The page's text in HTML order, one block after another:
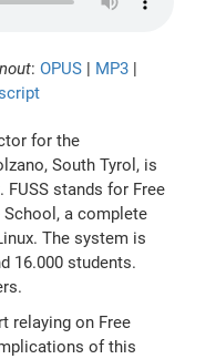
: OPUS | MP3 |
for the
South Tyrol, is
. FUSS stands for Free
a complete
The system is
16.000 students.
relaying on Free
of this